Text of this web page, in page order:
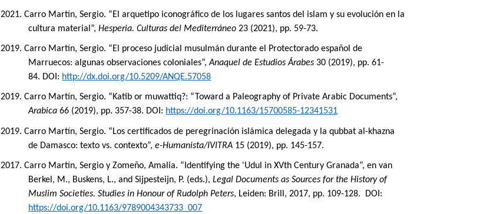
2021. Carro Martín, Sergio. “El arquetipo iconográfico de los lugares santos del islam y su evolución en la
cultura material”,Hesperia. Culturas del Mediterráneo 23 (2021), pp. 59-73.
2019. Carro Martín, Sergio. “El proceso judicial musulmán durante el Protectorado español de
Marruecos: algunas observaciones coloniales”,Anaquel de Estudios Árabes 30 (2019), pp. 61-
84. DOI: http://dx.doi.org/10.5209/ANQE.57058
2019. Carro Martín, Sergio. “Katib or muwattiq?: “Toward a Paleography of Private Arabic Documents”,
Arabica 66 (2019), pp. 357-38. DOI: https://doi.org/10.1163/15700585-12341531
2019. Carro Martín, Sergio. “Los certificados de peregrinación islámica delegada y la qubbat al-khazna
de Damasco: texto vs. contexto”,e-Humanista/IVITRA 15 (2019), pp. 145-157.
2017. Carro Martín, Sergio y Zomeño, Amalia. “Identifying the 'Udul in XVth Century Granada”, en van
Berkel, M., Buskens, L., and Sijpesteijn, P. (eds.),Legal Documents as Sources for the History of
Muslim Societies. Studies in Honour of Rudolph Peters, Leiden: Brill, 2017, pp. 109-128.
DOI:
https://doi.org/10.1163/9789004343733_007